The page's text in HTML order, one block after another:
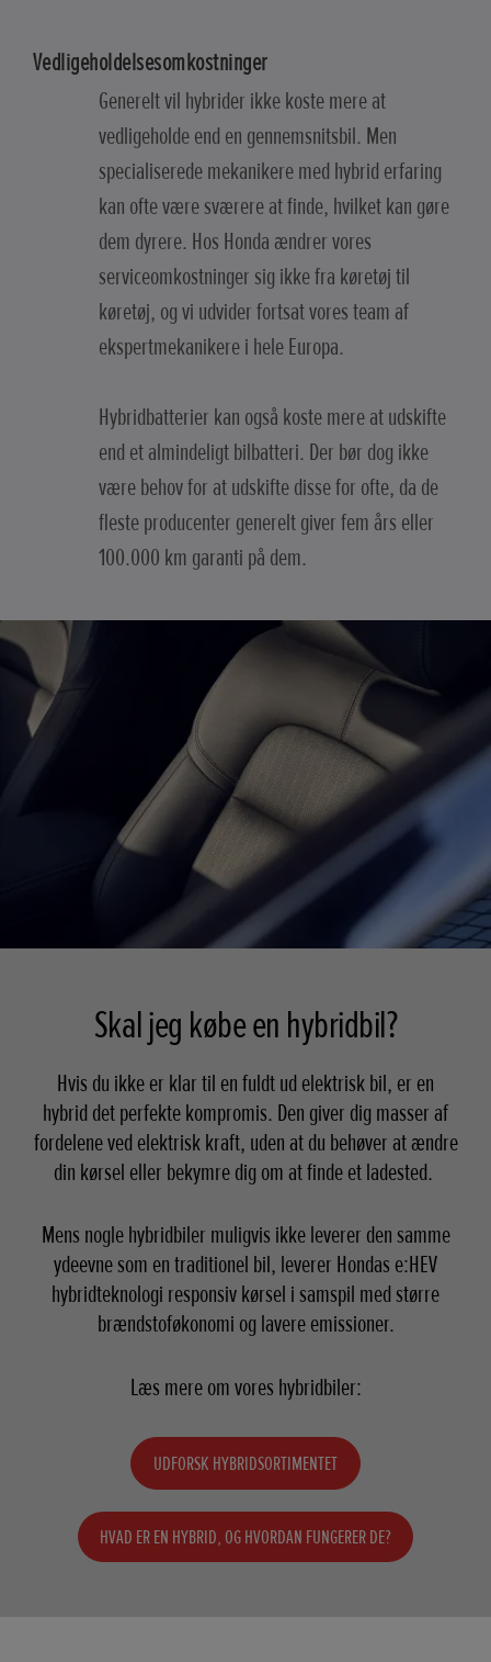
Vedligeholdelsesomkostninger
Generelt vil hybrider ikke koste mere at
vedligeholde end en gennemsnitsbil. Men
specialiserede mekanikere med hybrid erfaring
kan ofte være sværere at finde, hvilket kan gøre
dem dyrere. Hos Honda ændrer vores
serviceomkostninger sig ikke fra køretøj til
køretøj, og vi udvider fortsat vores team af
ekspertmekanikere i hele Europa.
Hybridbatterier kan også koste mere at udskifte
end et almindeligt bilbatteri. Der bør dog ikke
være behov for at udskifte disse for ofte, da de
fleste producenter generelt giver fem års eller
100.000 km garanti på dem.
Skal jeg købe en hybridbil?
Hvis du ikke er klar til en fuldt ud elektrisk bil, er en
hybrid det perfekte kompromis. Den giver dig masser af
fordelene ved elektrisk kraft, uden at du behøver at ændre
din kørsel eller bekymre dig om at finde et ladested.
Mens nogle hybridbiler muligvis ikke leverer den samme
ydeevne som en traditionel bil, leverer Hondas e:HEV
hybridteknologi responsiv kørsel i samspil med større
brændstoføkonomi og lavere emissioner.
Læs mere om vores hybridbiler:
UDFORSK HYBRIDSORTIMENTET
HVAD ER EN HYBRID, OG HVORDAN FUNGERER DE?